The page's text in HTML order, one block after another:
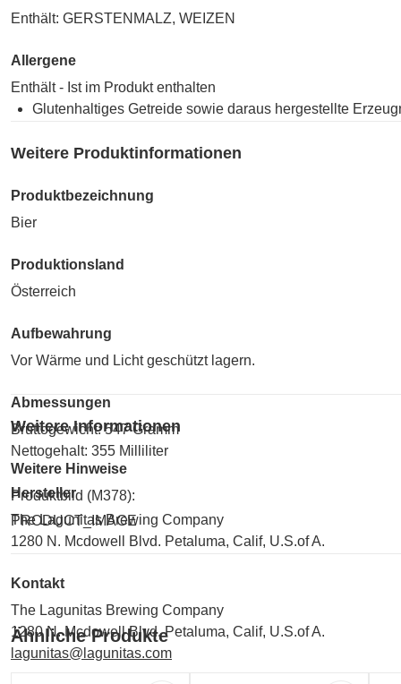
Enthält: GERSTENMALZ, WEIZEN
Allergene
Enthält - Ist im Produkt enthalten
Glutenhaltiges Getreide sowie daraus hergestellte
Weitere Produktinformationen
Produktbezeichnung
Bier
Produktionsland
Österreich
Aufbewahrung
Vor Wärme und Licht geschützt lagern.
Abmessungen
Bruttogewicht: 547 Gramm
Nettogehalt: 355 Milliliter
Hersteller
The Lagunitas Brewing Company
1280 N. Mcdowell Blvd. Petaluma, Calif, U.S.of A.
Kontakt
The Lagunitas Brewing Company
1280 N. Mcdowell Blvd. Petaluma, Calif, U.S.of A.
lagunitas@lagunitas.com
Weitere Informationen
Weitere Hinweise
Produktbild (M378):
PRODUCT_IMAGE
Ähnliche Produkte